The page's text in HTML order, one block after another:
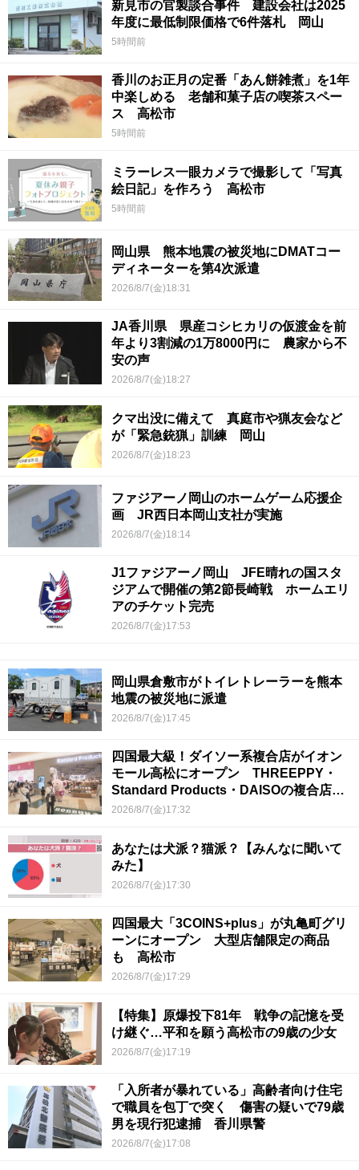
新見市の官製談合事件 建設会社は2025
年度に最低制限価格で6件落札 岡山
5時間前
香川のお正月の定番「あん餅雑煮」を1年
中楽しめる 老舗和菓子店の喫茶スペー
ス 高松市
5時間前
ミラーレス一眼カメラで撮影して「写真
絵日記」を作ろう 高松市
5時間前
岡山県 熊本地震の被災地にDMATコー
ディネーターを第4次派遣
2026/8/7(金)18:31
JA香川県 県産コシヒカリの仮渡金を前
年より3割減の1万8000円に 農家から不
安の声
2026/8/7(金)18:27
クマ出没に備えて 真庭市や猟友会など
が「緊急銃猟」訓練 岡山
2026/8/7(金)18:23
ファジアーノ岡山のホームゲーム応援企
画 JR西日本岡山支社が実施
2026/8/7(金)18:14
J1ファジアーノ岡山 JFE晴れの国スタ
ジアムで開催の第2節長崎戦 ホームエリ
アのチケット完売
2026/8/7(金)17:53
岡山県倉敷市がトイレトレーラーを熊本
地震の被災地に派遣
2026/8/7(金)17:45
四国最大級！ダイソー系複合店がイオン
モール高松にオープン THREEPPY・
Standard Products・DAISOの複合店は
香川県初
2026/8/7(金)17:32
あなたは犬派？猫派？【みんなに聞いて
みた】
2026/8/7(金)17:30
四国最大「3COINS+plus」が丸亀町グリ
ーンにオープン 大型店舗限定の商品
も 高松市
2026/8/7(金)17:29
【特集】原爆投下81年 戦争の記憶を受
け継ぐ…平和を願う高松市の9歳の少女
2026/8/7(金)17:19
「入所者が暴れている」高齢者向け住宅
で職員を包丁で突く 傷害の疑いで79歳
男を現行犯逮捕 香川県警
2026/8/7(金)17:08